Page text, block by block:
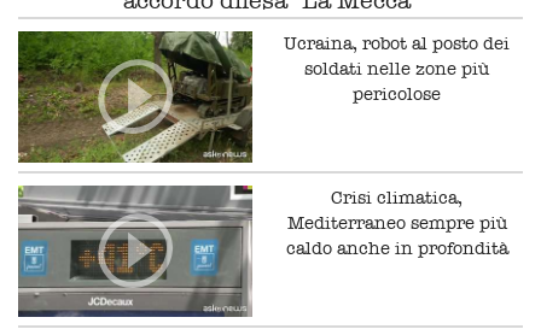
Ucraina, robot al posto dei
soldati nelle zone più
pericolose
Crisi climatica,
Mediterraneo sempre più
caldo anche in profondità